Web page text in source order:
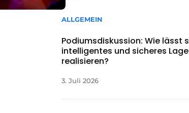
ALLGEMEIN
Podiumsdiskussion: Wie lässt
intelligentes und sicheres
realisieren?
3. Juli 2026